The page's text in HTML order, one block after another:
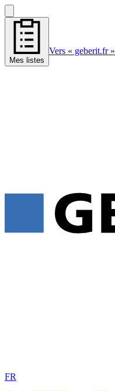
Mes listes
Vers « geberit.fr »
FR